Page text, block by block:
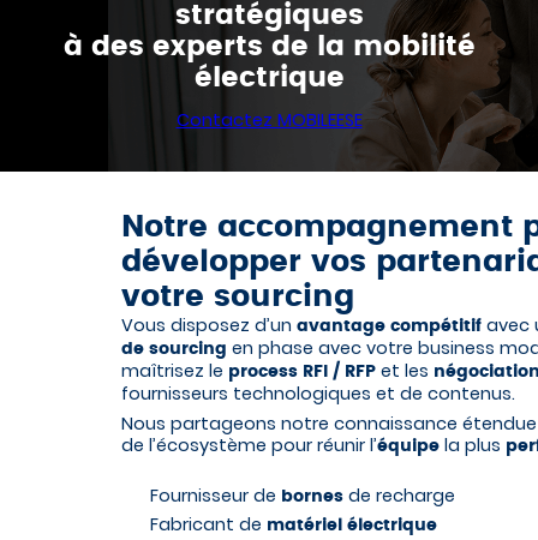
stratégiques
à des experts de la mobilité
électrique
Contactez MOBILEESE
Notre accompagnement
développer vos
votre sourcing
Vous disposez d’un avantage compétitif avec
de sourcing en phase avec votre business
maîtrisez le process RFI / RFPet les
fournisseurs technologiques et de contenus.
Nous partageons notre connaissance
de l’écosystème pour réunir l’équipe la plus
Fournisseur de bornes de recharge
Fabricant de matériel électrique